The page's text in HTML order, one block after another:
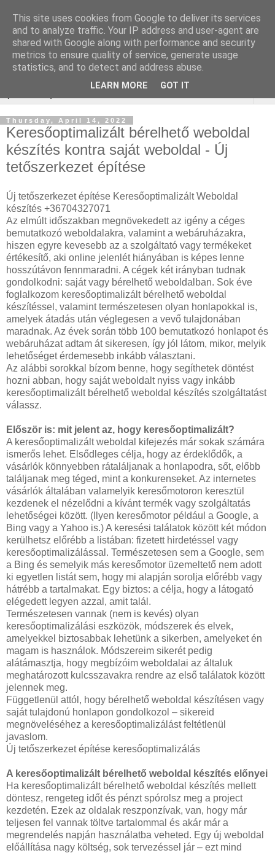
Keresőoptimalizálás :
gépjármű felmérés
Thursday, April 14, 2022
Keresőoptimalizált bérelhető weboldal
készítés kontra saját weboldal - Új
tetőszerkezet építése
Új tetőszerkezet építése Keresőoptimalizált Weboldal
készítés +36704327071
Az elmúlt időszakban megnövekedett az igény a céges
bemutatkozó weboldalakra, valamint a webáruházakra,
hiszen egyre kevesebb az a szolgáltató vagy termékeket
értékesítő, aki online jelenlét hiányában is képes lenne
hosszútávon fennmaradni. A cégek két irányban tudnak
gondolkodni: saját vagy bérelhető weboldalban. Sok éve
foglalkozom keresőoptimalizált bérelhető weboldal
készítéssel, valamint természetesen olyan honlapokkal is,
amelyek átadás után véglegesen a vevő tulajdonában
maradnak. Az évek során több 100 bemutatkozó honlapot és
webáruházat adtam át sikeresen, így jól látom, mikor, melyik
lehetőséget érdemesebb inkább választani.
Az alábbi sorokkal bízom benne, hogy segíthetek döntést
hozni abban, hogy saját weboldalt nyiss vagy inkább
keresőoptimalizált bérelhető weboldal készítés szolgáltatást
válassz.
Először is: mit jelent az, hogy keresőoptimalizált?
A keresőoptimalizált weboldal kifejezés már sokak számára
ismerős lehet. Elsődleges célja, hogy az érdeklődők, a
vásárlók könnyebben rátaláljanak a honlapodra, sőt, előbb
találjanak meg téged, mint a konkurenseket. Az internetes
vásárlók általában valamelyik keresőmotoron keresztül
kezdenek el nézelődni a kívánt termék vagy szolgáltatás
lehetőségei között. (Ilyen keresőmotor például a Google, a
Bing vagy a Yahoo is.) A keresési találatok között két módon
kerülhetsz előrébb a listában: fizetett hirdetéssel vagy
keresőoptimalizálással. Természetesen sem a Google, sem
a Bing és semelyik más keresőmotor üzemeltető nem adott
ki egyetlen listát sem, hogy mi alapján sorolja előrébb vagy
hátrébb a tartalmakat. Egy biztos: a célja, hogy a látogató
elégedett legyen azzal, amit talál.
Természetesen vannak (nem is kevés) olyan
keresőoptimalizálási eszközök, módszerek és elvek,
amelyekkel biztosabbak lehetünk a sikerben, amelyeket én
magam is használok. Módszereim sikerét pedig
alátámasztja, hogy megbízóim weboldalai az általuk
meghatározott kulcsszavakra rendre az első találatok között
jelennek meg.
Függetlenül attól, hogy bérelhető weboldal készítésen vagy
saját tulajdonú honlapon gondolkozol – sikereid
megnöveléséhez a keresőoptimalizálást feltétlenül
javaslom.
Új tetőszerkezet építése keresőoptimalizálás
A keresőoptimalizált bérelhető weboldal készítés előnyei
Ha keresőoptimalizált bérelhető weboldal készítés mellett
döntesz, rengeteg időt és pénzt spórolsz meg a project
kezdetén. Ezek az oldalak reszponzívak, van, hogy már
teljesen fel vannak töltve tartalommal és akár már a
megrendelés napján használatba veheted. Egy új weboldal
előállítása nagy költség, sok tervezéssel jár – ezt mind
This site uses cookies from Google to deliver its services
and to analyze traffic. Your IP address and user-agent are
shared with Google along with performance and security
metrics to ensure quality of service, generate usage
statistics, and to detect and address abuse.
LEARN MORE GOT IT